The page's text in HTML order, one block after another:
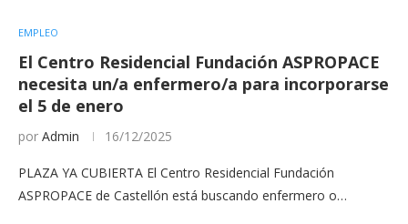
EMPLEO
El Centro Residencial Fundación ASPROPACE
necesita un/a enfermero/a para incorporarse
el 5 de enero
por Admin 16/12/2025
PLAZA YA CUBIERTA El Centro Residencial Fundación
ASPROPACE de Castellón está buscando enfermero o…